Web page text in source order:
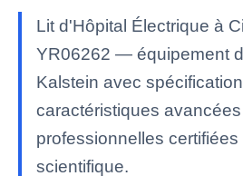
Lit d'Hôpital Électrique à
YR06262 — équipement
Kalstein avec
caractéristiques
professionnelles
scientifique.